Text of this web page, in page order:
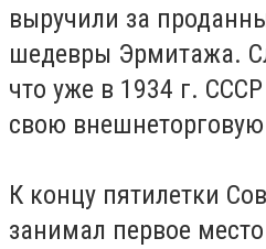
выручили за
шедевры Эрмитажа.
что уже в 1934 г.
свою
К концу пятилетки
занимал первое